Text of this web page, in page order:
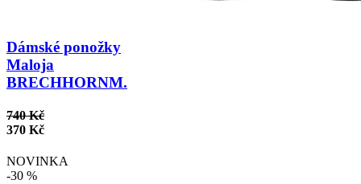
Dámské ponožky
Maloja
BRECHHORNM.
740 Kč
370 Kč
NOVINKA
-30 %